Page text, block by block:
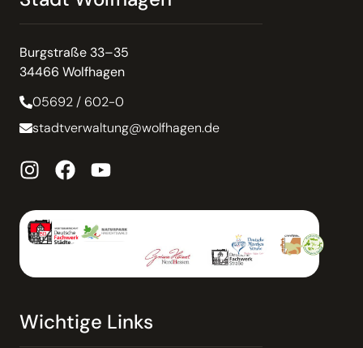
Burgstraße 33–35
34466 Wolfhagen
05692 / 602-0
stadtverwaltung@wolfhagen.de
Wichtige Links